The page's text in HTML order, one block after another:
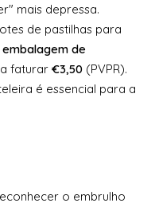
mais depressa.
de pastilhas para
embalagem de
faturar €3,50 (PVPR).
é essencial para a
o embrulho